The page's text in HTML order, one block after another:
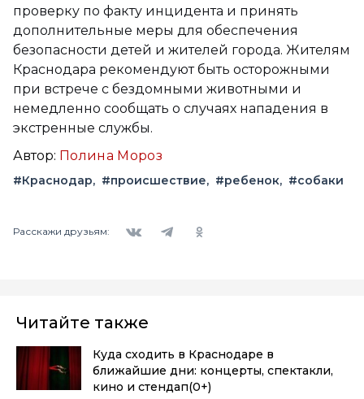
проверку по факту инцидента и принять
дополнительные меры для обеспечения
безопасности детей и жителей города. Жителям
Краснодара рекомендуют быть осторожными
при встрече с бездомными животными и
немедленно сообщать о случаях нападения в
экстренные службы.
Автор: Полина Мороз
#Краснодар #происшествие #ребенок #собаки
Расскажи друзьям:
Читайте также
Куда сходить в Краснодаре в
ближайшие дни: концерты, спектакли,
кино и стендап(0+)